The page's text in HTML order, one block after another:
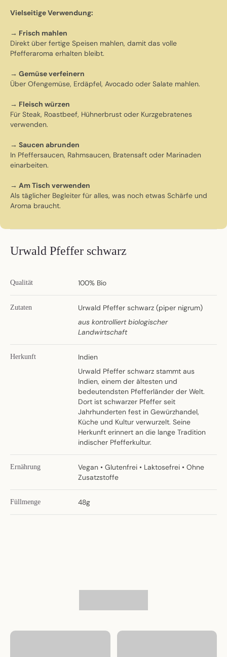
Vielseitige Verwendung:
→ Frisch mahlen
Direkt über fertige Speisen mahlen, damit das volle
Pfefferaroma erhalten bleibt.
→ Gemüse verfeinern
Über Ofengemüse, Erdäpfel, Avocado oder Salate mahlen.
→ Fleisch würzen
Für Steak, Roastbeef, Hühnerbrust oder Kurzgebratenes
verwenden.
→ Saucen abrunden
In Pfeffersaucen, Rahmsaucen, Bratensaft oder Marinaden
einarbeiten.
→ Am Tisch verwenden
Als täglicher Begleiter für alles, was noch etwas Schärfe und
Aroma braucht.
Urwald Pfeffer schwarz
Qualität 100% Bio
Zutaten
Urwald Pfeffer schwarz (piper nigrum)
aus kontrolliert biologischer
Landwirtschaft
Herkunft
Indien
Urwald Pfeffer schwarz stammt aus
Indien, einem der ältesten und
bedeutendsten Pfefferländer der Welt.
Dort ist schwarzer Pfeffer seit
Jahrhunderten fest in Gewürzhandel,
Küche und Kultur verwurzelt. Seine
Herkunft erinnert an die lange Tradition
indischer Pfefferkultur.
Ernährung
Vegan • Glutenfrei • Laktosefrei • Ohne
Zusatzstoffe
Füllmenge 48g